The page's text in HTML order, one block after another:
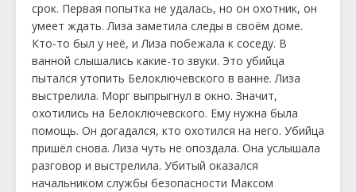
срок. Первая попытка не удалась, но он охотник, он
умеет ждать. Лиза заметила следы в своём доме.
Кто-то был у неё, и Лиза побежала к соседу. В
ванной слышались какие-то звуки. Это убийца
пытался утопить Белоключевского в ванне. Лиза
выстрелила. Морг выпрыгнул в окно. Значит,
охотились на Белоключевского. Ему нужна была
помощь. Он догадался, кто охотился на него. Убийца
пришёл снова. Лиза чуть не опоздала. Она услышала
разговор и выстрелила. Убитый оказался
начальником службы безопасности Максом